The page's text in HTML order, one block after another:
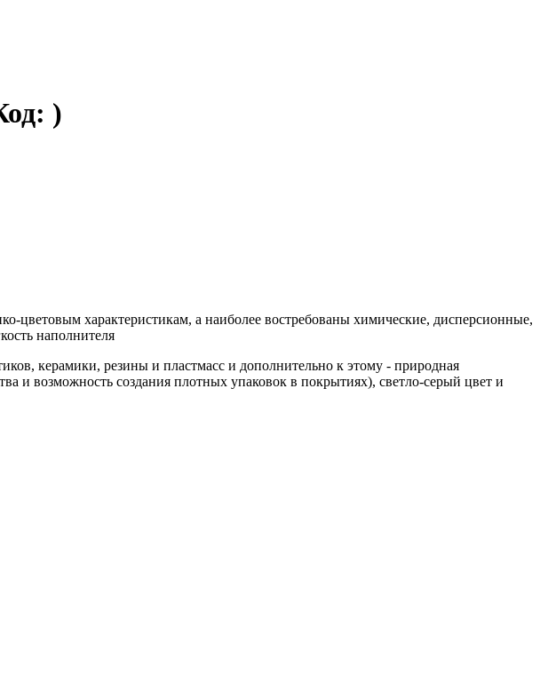
)
цветовым характеристикам, а наиболее востребованы химические, дисперсионные,
наполнителя
керамики, резины и пластмасс и дополнительно к этому - природная
и возможность создания плотных упаковок в покрытиях), светло-серый цвет и